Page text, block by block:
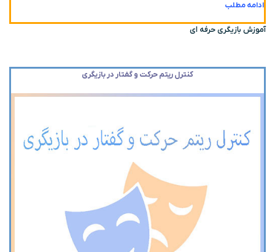
ادامه مطلب
آموزش بازیگری حرفه ای
کنترل ریتم حرکت و گفتار در بازیگری